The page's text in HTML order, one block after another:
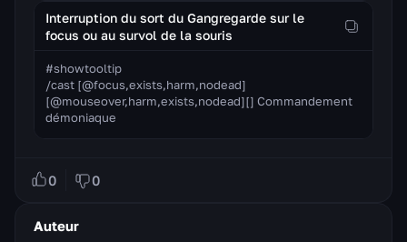
Interruption du sort du Gangregarde sur le
focus ou au survol de la souris
#showtooltip
/cast [@focus,exists,harm,nodead]
[@mouseover,harm,exists,nodead][] Commandement
démoniaque
0 0
Auteur